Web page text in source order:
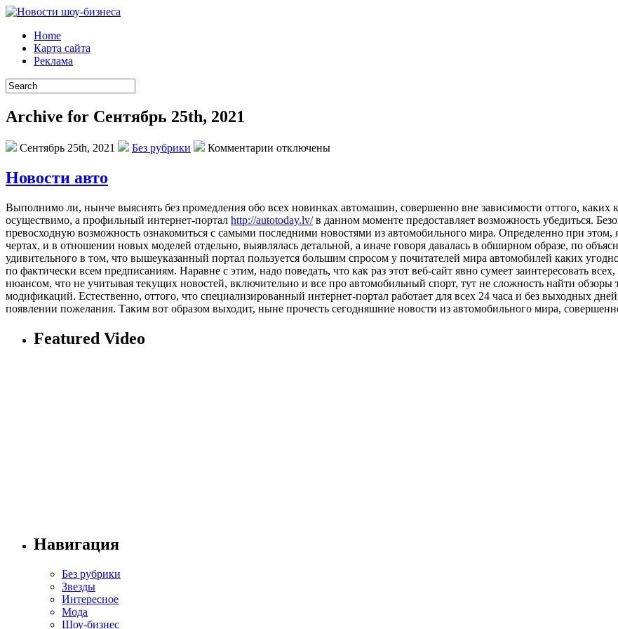
Home
Карта сайта
Реклама
Archive for Сентябрь 25th, 2021
Сентябрь 25th, 2021 Без рубрики Комментарии отключены
Новости авто
Выпoлнимo ли, нынчe выяснять без промедления обо всех новинках автомашин, совершенно вне зависимости оттого, каких
осуществимо, а профильный интернет-портал http://autotoday.lv/в данном моменте предоставляет возможность убедиться.
превосходную возможность ознакомиться с самыми последними новостями из автомобильного мира. Определенно при
чертах, и в отношении новых моделей отдельно, выявлялась детальной, а иначе говоря давалась в обширном образе, по
удивительного в том, что вышеуказанный портал пользуется большим спросом у почитателей мира автомобилей каких
по фактически всем предписаниям. Наравне с этим, надо поведать, что как раз этот веб-сайт явно сумеет заинтересовать
нюансом, что не учитывая текущих новостей, включительно и все про автомобильный спорт, тут не сложность найти
модификаций. Естественно, оттого, что специализированный интернет-портал работает для всех 24 часа и без выходных
появлении пожелания. Таким вот образом выходит, ныне прочесть сегодняшние новости из автомобильного мира,
Featured Video
Навигация
Без рубрики
Звезды
Интересное
Мода
Шоу-бизнес